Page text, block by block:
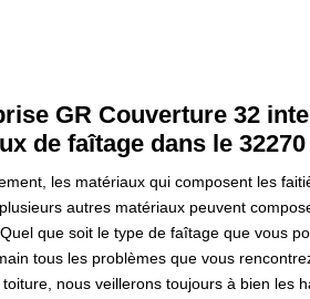
GR Couverture 32
de faîtage dans le 32270
les matériaux qui composent les
autres matériaux peuvent
que soit le type de faîtage que vous
tous les problèmes que vous
nous veillerons toujours à bien les